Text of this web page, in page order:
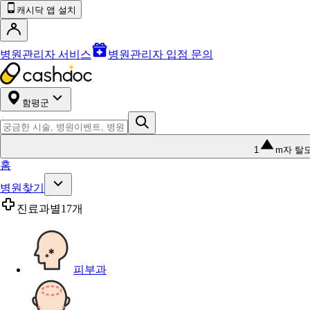
캐시닥 앱 설치
병원관리자 서비스 병원관리자 입점 문의
함평군
1 m자 탈
홈
병원찾기
진료과별17개
피부과